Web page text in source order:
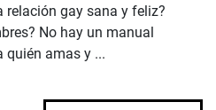
relación gay sana y feliz?
No hay un manual
quién amas y ...